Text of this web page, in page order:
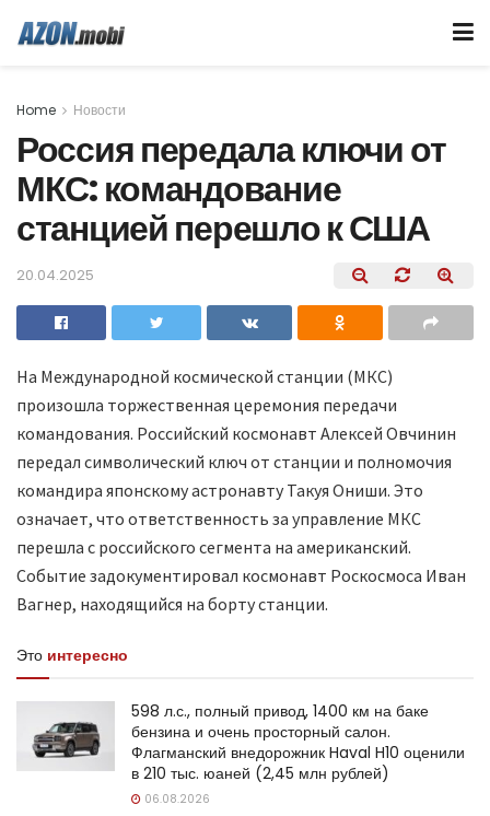
Home Новости
Россия передала ключи от
МКС: командование
станцией перешло к США
20.04.2025
На Международной космической станции (МКС)
произошла торжественная церемония передачи
командования. Российский космонавт Алексей Овчинин
передал символический ключ от станции и полномочия
командира японскому астронавту Такуя Ониши. Это
означает, что ответственность за управление МКС
перешла с российского сегмента на американский.
Событие задокументировал космонавт Роскосмоса Иван
Вагнер, находящийся на борту станции.
Это интересно
598 л.с., полный привод, 1400 км на баке
бензина и очень просторный салон.
Флагманский внедорожник Haval H10 оценили
в 210 тыс. юаней (2,45 млн рублей)
06.08.2026